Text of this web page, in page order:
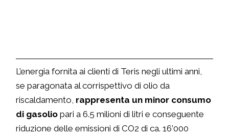
L’energia fornita ai clienti di Teris negli ultimi anni,
se paragonata al corrispettivo di olio da
riscaldamento, rappresenta un minor consumo
di gasolio pari a 6.5 milioni di litri e conseguente
riduzione delle emissioni di CO2 di ca. 16’000